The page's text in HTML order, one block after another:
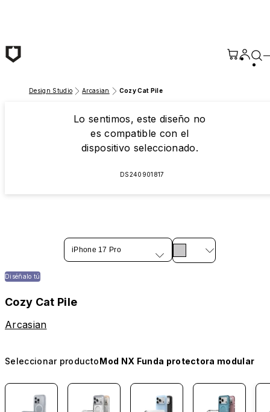
Design Studio Arcasian Cozy Cat Pile
Lo sentimos, este diseño no
es compatible con el
dispositivo seleccionado.
DS240901817
iPhone 17 Pro
Diséñalo tú
Cozy Cat Pile
Arcasian
Seleccionar productoMod NX Funda protectora modular